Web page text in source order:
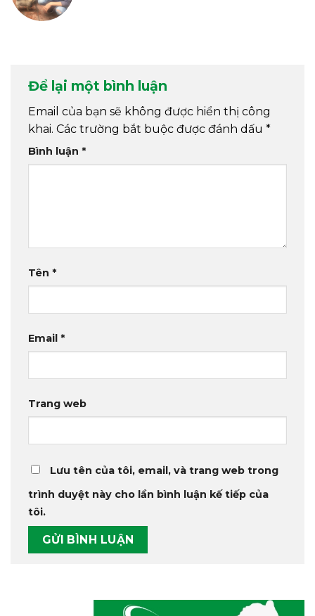
Để lại một bình luận
Email của bạn sẽ không được hiển thị công
khai. Các trường bắt buộc được đánh dấu *
Bình luận *
Tên *
Email *
Trang web
Lưu tên của tôi, email, và trang web trong
trình duyệt này cho lần bình luận kế tiếp của
tôi.